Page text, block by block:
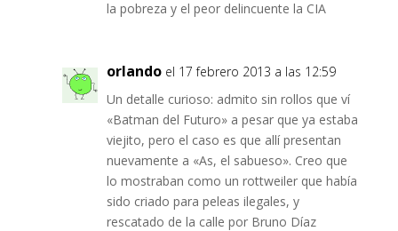
la pobreza y el peor delincuente la CIA
orlando el 17 febrero 2013 a las 12:59
Un detalle curioso: admito sin rollos que ví
«Batman del Futuro» a pesar que ya estaba
viejito, pero el caso es que allí presentan
nuevamente a «As, el sabueso». Creo que
lo mostraban como un rottweiler que había
sido criado para peleas ilegales, y
rescatado de la calle por Bruno Díaz